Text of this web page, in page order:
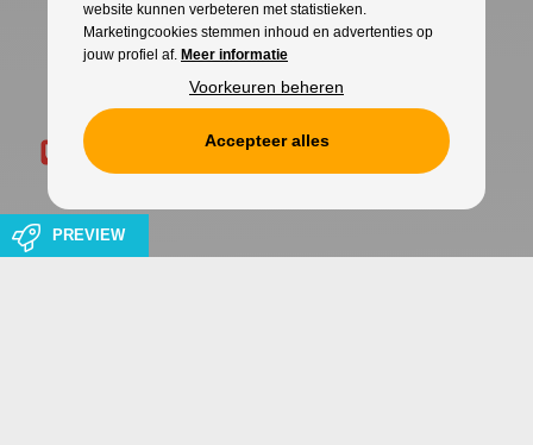
PREVIEW
website kunnen verbeteren met statistieken.
Marketingcookies stemmen inhoud en advertenties op
jouw profiel af. Meer informatie
Voorkeuren beheren
Accepteer alles